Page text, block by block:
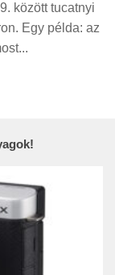
között tucatnyi
Egy példa: az